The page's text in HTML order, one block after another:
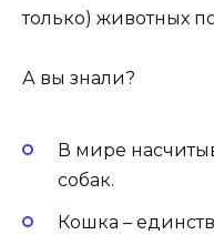
только) животных
А вы знали?
В мире
собак.
Кошка –